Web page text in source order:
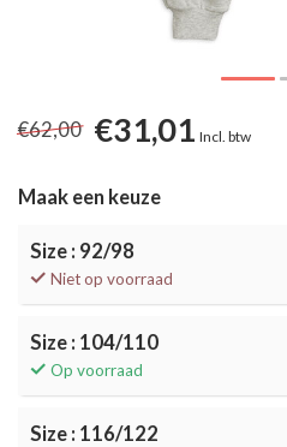
€62,00 €31,01 Incl. btw
Maak een keuze
Size : 92/98
Niet op voorraad
Size : 104/110
Op voorraad
Size : 116/122